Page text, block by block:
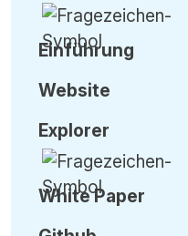
Einführung
Website
Explorer
White Paper